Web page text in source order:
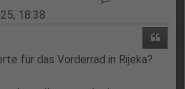
18:38
für das Vorderrad in Rijeka?